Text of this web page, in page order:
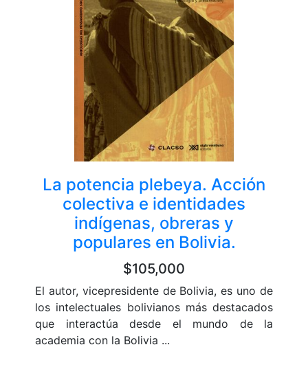
La potencia plebeya. Acción
colectiva e identidades
indígenas, obreras y
populares en Bolivia.
$105,000
El autor, vicepresidente de Bolivia, es uno de
los intelectuales bolivianos más destacados
que interactúa desde el mundo de la
academia con la Bolivia ...